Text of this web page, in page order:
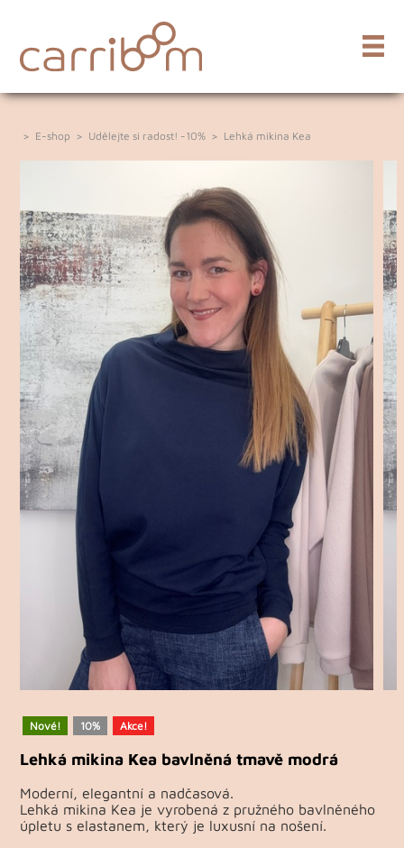
> E-shop > Udělejte si radost! -10% > Lehká mikina Kea
Nové! 10% Akce!
Lehká mikina Kea bavlněná tmavě modrá
Moderní, elegantní a nadčasová.
Lehká mikina Kea je vyrobená z pružného bavlněného
úpletu s elastanem, který je luxusní na nošení.